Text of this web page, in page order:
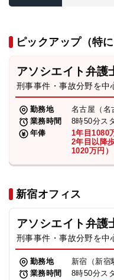
ピックアップ（特
アソシエイト弁護
刑事事件・事故分野を中
勤務地
名古屋（名
業務時間
8時50分ス
年俸
1年目1080
2年目以降
1020万円）
新宿オフィス
アソシエイト弁護
刑事事件・事故分野を中
勤務地
新宿（新宿
業務時間
8時50分ス
弁護士・税理士
費用
求人採用
お知らせ
特設サイト